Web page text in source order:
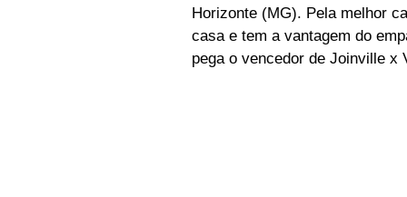
Horizonte (MG). Pela melhor
casa e tem a vantagem do
pega o vencedor de Joinville x